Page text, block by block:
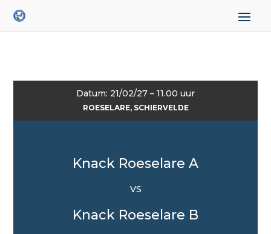
Datum: 21/02/27 – 11.00 uur
ROESELARE, SCHIERVELDE
Knack Roeselare A
VS
Knack Roeselare B